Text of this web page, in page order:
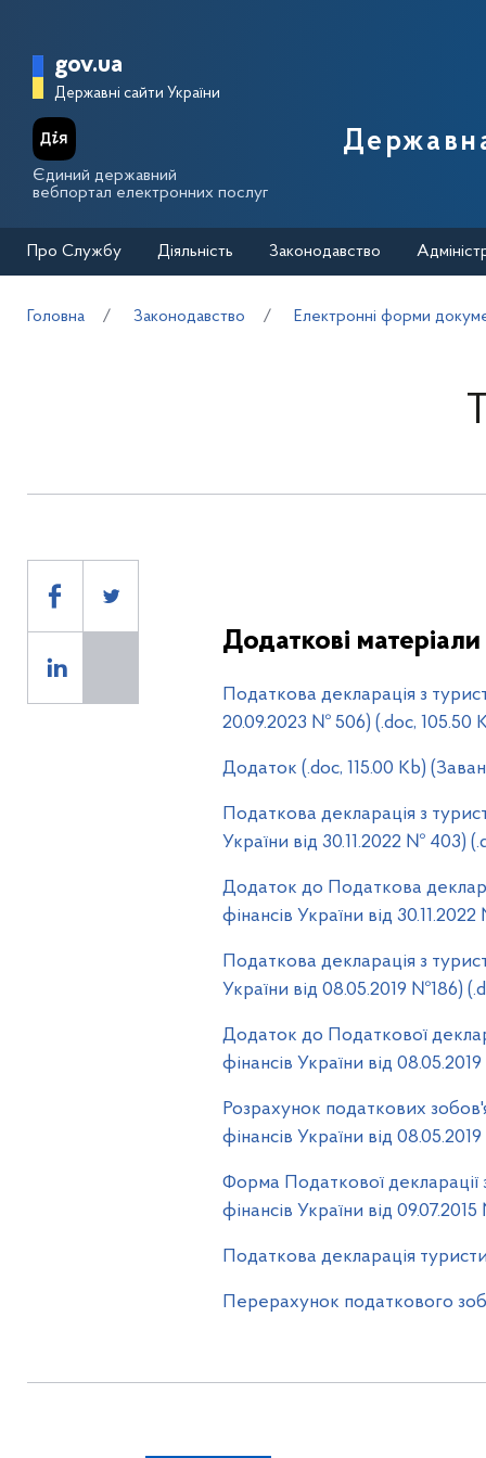
Головна сторінка Державної
gov.ua
Державні сайти України
Єдиний державний
вебпортал електронних послуг
Про Службу Діяльність Законодавство
Головна Законодавство Електронні форми
Додаткові матеріали
Податкова декларація з
20.09.2023 № 506) (.doc, 105.50
Додаток (.doc, 115.00 Kb)
Податкова декларація з
України від 30.11.2022 № 403)
Додаток до Податкова
фінансів України від
Податкова декларація з
України від 08.05.2019 №186)
Додаток до Податкової
фінансів України від
Розрахунок податкових
фінансів України від
Форма Податкової декларації
фінансів України від
Податкова декларація
Перерахунок податкового